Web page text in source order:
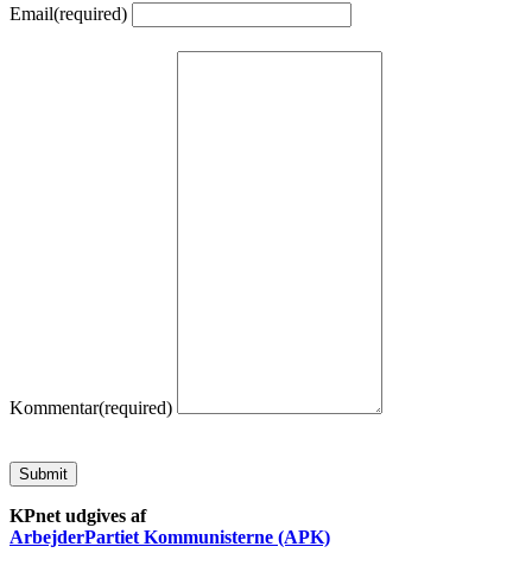
Email(required)
Kommentar(required)
Submit
KPnet udgives af
ArbejderPartiet Kommunisterne (APK)